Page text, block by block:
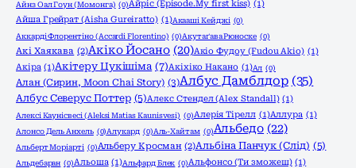
Айнз Оал Гоун (Момонга) (0)Айріс (Episode.My first kiss) (1)
Айша Грейрат (Aisha Gureiratto) (1)Акааші Кейджі (0)
Аккарді Флорентіно (Accardi Florentino) (0)Акутаґава Рюноске (0)
Акі Хаякава (2)Акіко Йосано (20)Акіо Фудоу (Fudou Akio) (1)
Акіра (1)Акітеру Цукішіма (7)Акіхіко Накано (1)Ал (0)
Алан (Сирин, Moon Chai Story) (3)Албус Дамблдор (35)
Албус Северус Поттер (5)Алекс Стендел (Alex Standall) (1)
Алексі Каунісвесі (Aleksi Matias Kaunisvesi) (0)Алерія Тірелл (1)Аллура (1)
Алонсо Дель Анхель (0)Алукард (0)Аль-Хайтам (0)Альбедо (22)
Альберт Моріарті (0)Альберу Кросман (2)Альбіна Панчук (Слід) (5)
Альдебаран (0)Альоша (1)Альфард Блек (0)Альфонсо (Ти зможеш) (1)